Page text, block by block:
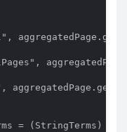
= (StringTerms)